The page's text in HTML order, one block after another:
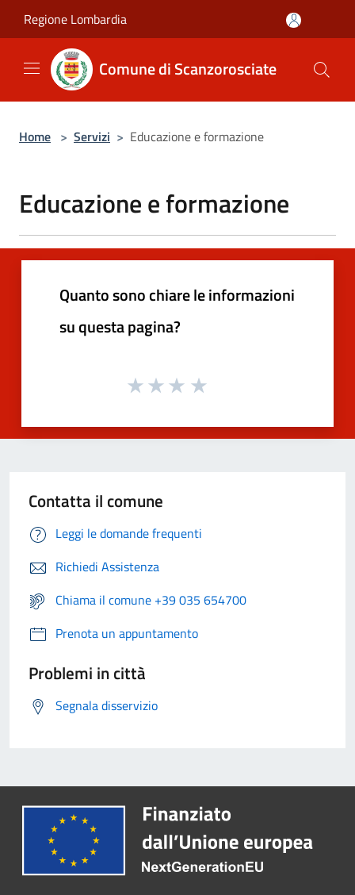
Regione Lombardia
Comune di Scanzorosciate
Home > Servizi > Educazione e formazione
Educazione e formazione
Quanto sono chiare le informazioni
su questa pagina?
Contatta il comune
Leggi le domande frequenti
Richiedi Assistenza
Chiama il comune +39 035 654700
Prenota un appuntamento
Problemi in città
Segnala disservizio